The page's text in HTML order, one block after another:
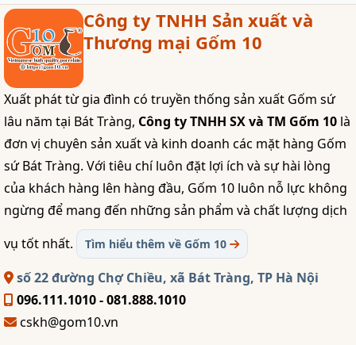
Công ty TNHH Sản xuất và
Thương mại Gốm 10
Xuất phát từ gia đình có truyền thống sản xuất Gốm sứ
lâu năm tại Bát Tràng, Công ty TNHH SX và TM Gốm 10 là
đơn vị chuyên sản xuất và kinh doanh các mặt hàng Gốm
sứ Bát Tràng. Với tiêu chí luôn đặt lợi ích và sự hài lòng
của khách hàng lên hàng đầu, Gốm 10 luôn nỗ lực không
ngừng để mang đến những sản phẩm và chất lượng dịch
vụ tốt nhất.
Tìm hiểu thêm về Gốm 10
số 22 đường Chợ Chiều, xã Bát Tràng, TP Hà Nội
096.111.1010 - 081.888.1010
cskh@gom10.vn